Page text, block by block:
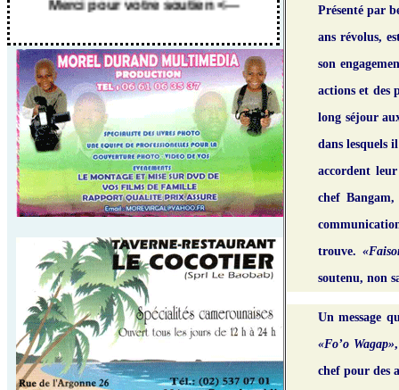
Présenté par
ans révolus,
son
actions et des
long séjour
dans lesquels
accordent
chef
trouve.
soutenu, non
Un message
«Fo’o Wagap»
chef pour des